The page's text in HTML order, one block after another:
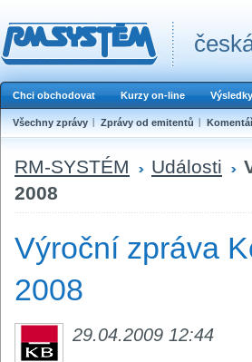
Chci obchodovat Kurzy on-line Výsledky
Všechny zprávy Zprávy od emitentů
RM-SYSTÉM Události
2008
Výroční zpráva
2008
29.04.2009 12:44